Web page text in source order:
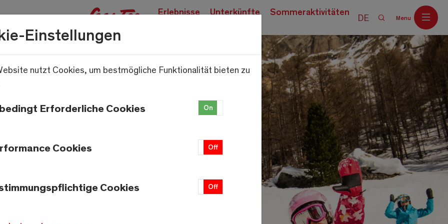
Erlebnisse
Unterkünfte Sommeraktivitäten DE Menu
Einstellungen
nutzt Cookies, um bestmögliche Funktionalität bieten zu
Erforderliche Cookies On
Cookies Off
Cookies Off